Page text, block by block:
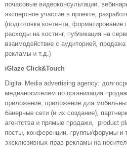
почасовые видеоконсультации,
экспертное участие в проекте,
(подготовка контента, форматирование
расходы на хостинг, публикация на
взаимодействие с аудиторией,
рекламы и т.д.)
iGlaze Click&Touch
Digital Media advertising agency:
медианосителем по организация
приложение, приложение для
банерные сети (и их создание),
агентства и прямые продажи, product
посты, конференции, группы/форумы и
эксклюзивных прав рекламы на